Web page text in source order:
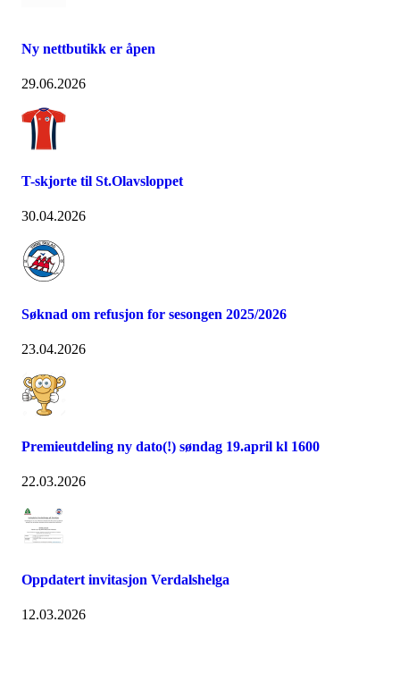
Ny nettbutikk er åpen
29.06.2026
T-skjorte til St.Olavsloppet
30.04.2026
Søknad om refusjon for sesongen 2025/2026
23.04.2026
Premieutdeling ny dato(!) søndag 19.april kl 1600
22.03.2026
Oppdatert invitasjon Verdalshelga
12.03.2026